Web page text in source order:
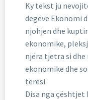
Ky tekst ju
degëve Ekonomi
njohjen dhe
ekonomike,
njëra tjetra si
ekonomike dhe
tërësi.
Disa nga çështjet